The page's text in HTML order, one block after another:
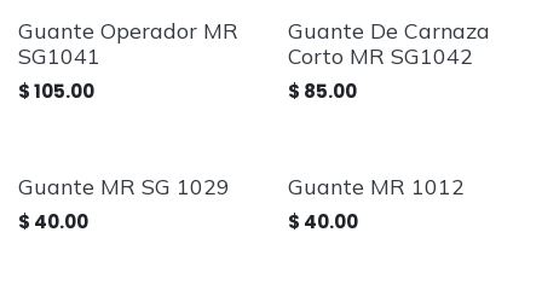
Guante Operador MR
SG1041
$105.00
Guante De Carnaza
Corto MR SG1042
$ 85.00
Guante MR SG 1029
$ 40.00
Guante MR 1012
$ 40.00